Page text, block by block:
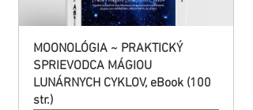
MOONOLÓGIA ~ PRAKTICKÝ
SPRIEVODCA MÁGIOU
LUNÁRNYCH CYKLOV, eBook (100
str.)